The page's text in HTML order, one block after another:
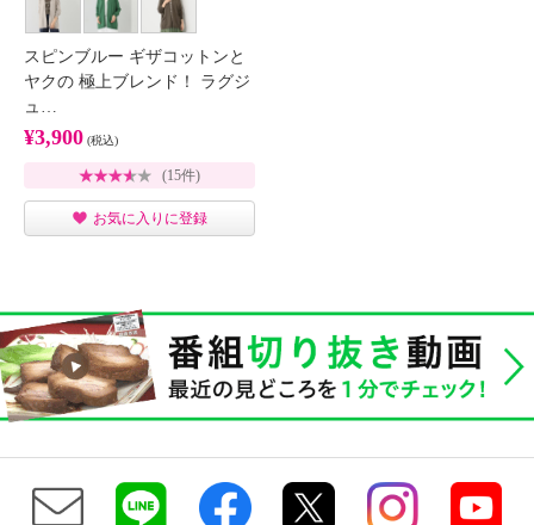
スピンブルー ギザコットンと
ヤクの 極上ブレンド！ ラグジ
ュ…
¥3,900 (税込)
(15件)
お気に入りに登録